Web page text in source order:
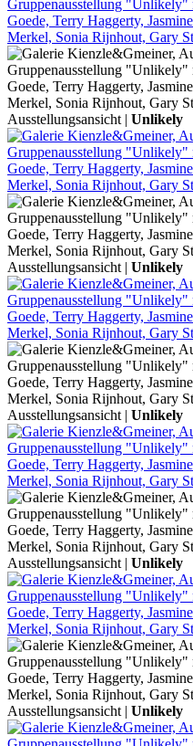
Ausstellungsansicht | Unlikely
Ausstellungsansicht | Unlikely
Ausstellungsansicht | Unlikely
Ausstellungsansicht | Unlikely
Ausstellungsansicht | Unlikely